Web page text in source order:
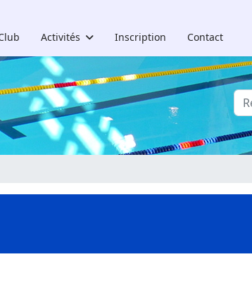
Activités Inscription Contact